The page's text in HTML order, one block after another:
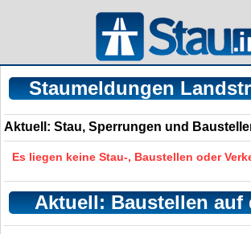
Staumeldungen
Aktuell: Stau, Sperrungen und
Es liegen keine Stau-, Baustellen oder
Aktuell: Baustellen auf